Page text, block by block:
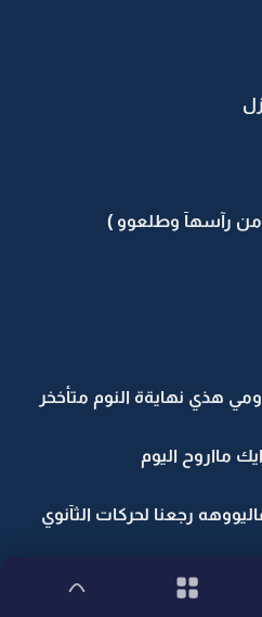
من رآسهآ وطلعوو )
هذي نهايةة النوم متأخخر
مااروح اليوم
رجعنا لحركات الثآنوي
خلآص قآيمه بس يمهه